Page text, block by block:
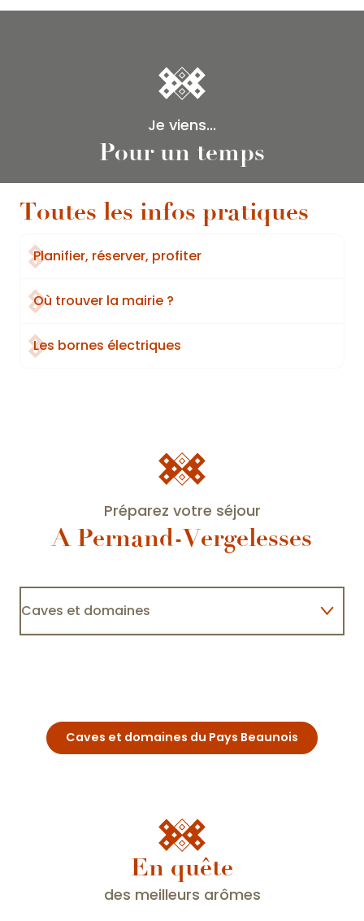
Je viens...
Pour un temps
Toutes les infos pratiques
Planifier, réserver, profiter
Où trouver la mairie ?
Les bornes électriques
Préparez votre séjour
A Pernand-Vergelesses
Caves et domaines
Caves et domaines du Pays Beaunois
En quête
des meilleurs arômes